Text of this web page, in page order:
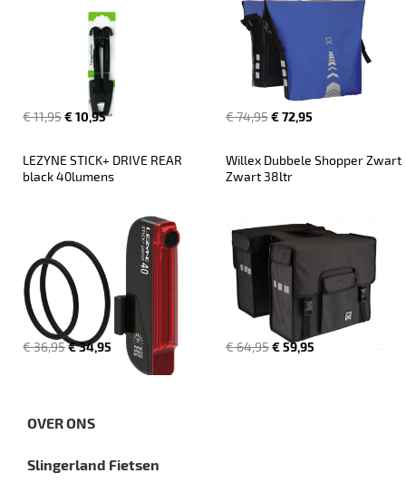
€ 11,95€ 10,95 € 74,95€ 72,95
LEZYNE STICK+ DRIVE REAR
black 40lumens
€ 36,95€ 34,95
Willex Dubbele Shopper Zwart
Zwart 38ltr
€ 64,95€ 59,95
OVER ONS
Slingerland Fietsen